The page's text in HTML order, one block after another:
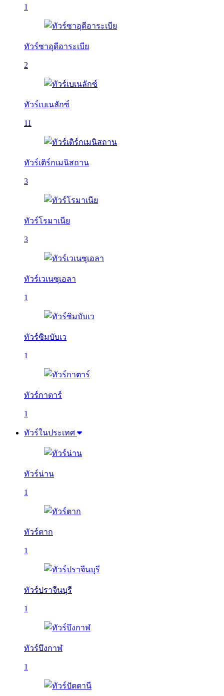
1
ทัวร์ซาอุดีอาระเบีย
2
ทัวร์เบเนลักซ์
11
ทัวร์เติร์กเมนิสถาน
3
ทัวร์โรมาเนีย
3
ทัวร์เวเนซุเอลา
1
ทัวร์ซิมบับเว
1
ทัวร์กาตาร์
1
ทัวร์ในประเทศ
ทัวร์น่าน
1
ทัวร์ตาก
1
ทัวร์ปราจีนบุรี
1
ทัวร์บึงกาฬ
1